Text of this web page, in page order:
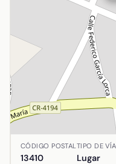
Ubicación de Chorrillo
CÓDIGO POSTAL
13410
TIPO DE VÍA
Lugar